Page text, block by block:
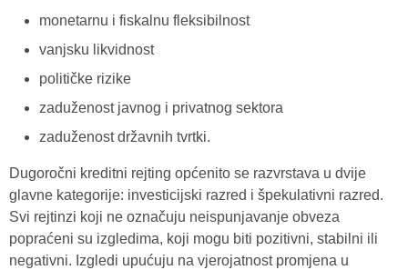
monetarnu i fiskalnu fleksibilnost
vanjsku likvidnost
političke rizike
zaduženost javnog i privatnog sektora
zaduženost državnih tvrtki.
Dugoročni kreditni rejting općenito se razvrstava u dvije
glavne kategorije: investicijski razred i špekulativni razred.
Svi rejtinzi koji ne označuju neispunjavanje obveza
popraćeni su izgledima, koji mogu biti pozitivni, stabilni ili
negativni. Izgledi upućuju na vjerojatnost promjena u